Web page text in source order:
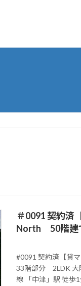
＃0091 契約済
North 50階
#0091 契約済【貸
33階部分 2LDK 大
線 「中津」駅 徒